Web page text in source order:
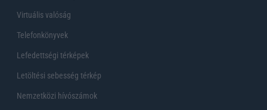
Virtuális valóság
Telefonkönyvek
Lefedettségi térképek
Letöltési sebesség térkép
Nemzetközi hívószámok